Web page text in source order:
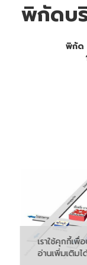
พิกัดบ
พิกัด
เราใช้คุกกี้เ
อ่านเพิ่มเติมไ